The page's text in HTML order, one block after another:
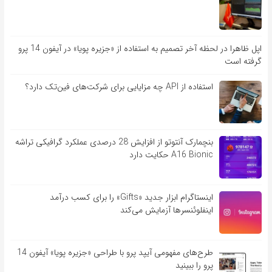
اپل ظاهرا در لحظه آخر تصمیم به استفاده از «جزیره پویا» در آیفون 14 پرو
گرفته است
استفاده از API چه مزایایی برای شرکت‌های فین‌تک دارد؟
بنچمارک آنتوتو از افزایش 28 درصدی عملکرد گرافیکی تراشه
A16 Bionic حکایت دارد
اینستاگرام ابزار جدید «Gifts» را برای کسب درآمد
اینفلوئنسرها آزمایش می‌کند
طرح‌های مفهومی آیپد پرو با طراحی «جزیره پویا» آیفون 14
پرو را ببینید